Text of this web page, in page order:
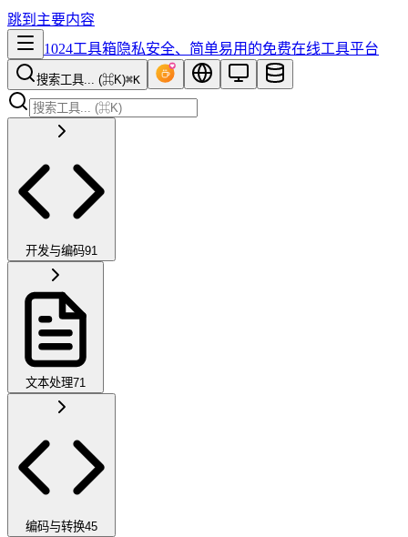
跳到主要内容
1024工具箱隐私安全、简单易用的免费在线工具平台
搜索工具... (⌘K)⌘K
开发与编码91
文本处理71
编码与转换45